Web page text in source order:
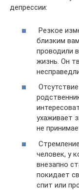
депрессии:
Резкое
близким
проводили
жизнь. Он
ухаживает
не
человек, у
внезапно
покидает
спит или